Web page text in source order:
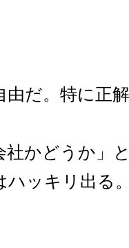
由だ。特に正
社かどうか」
ハッキリ出る